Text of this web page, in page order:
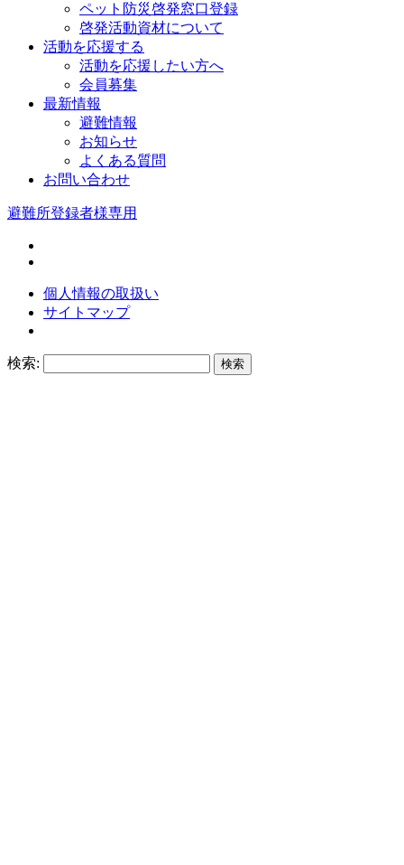
ペット防災啓発窓口登録
啓発活動資材について
活動を応援する
活動を応援したい方へ
会員募集
最新情報
避難情報
お知らせ
よくある質問
お問い合わせ
避難所登録者様専用
個人情報の取扱い
サイトマップ
検索: